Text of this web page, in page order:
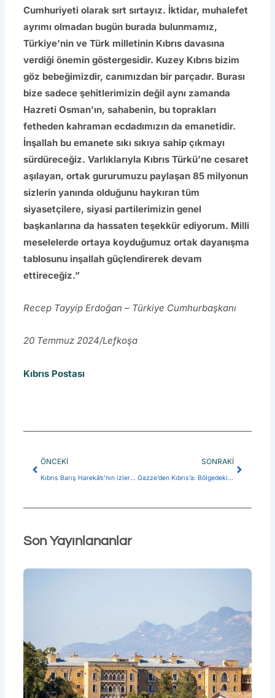
Cumhuriyeti olarak sırt sırtayız. İktidar, muhalefet
ayrımı olmadan bugün burada bulunmamız,
Türkiye’nin ve Türk milletinin Kıbrıs davasına
verdiği önemin göstergesidir. Kuzey Kıbrıs bizim
göz bebeğimizdir, canımızdan bir parçadır. Burası
bize sadece şehitlerimizin değil aynı zamanda
Hazreti Osman’ın, sahabenin, bu toprakları
fetheden kahraman ecdadımızın da emanetidir.
İnşallah bu emanete sıkı sıkıya sahip çıkmayı
sürdüreceğiz. Varlıklarıyla Kıbrıs Türkü’ne cesaret
aşılayan, ortak gururumuzu paylaşan 85 milyonun
sizlerin yanında olduğunu haykıran tüm
siyasetçilere, siyasi partilerimizin genel
başkanlarına da hassaten teşekkür ediyorum. Milli
meselelerde ortaya koyduğumuz ortak dayanışma
tablosunu inşallah güçlendirerek devam
ettireceğiz.”
Recep Tayyip Erdoğan – Türkiye Cumhurbaşkanı
20 Temmuz 2024/Lefkoşa
Kıbrıs Postası
ÖNCEKI
Kıbrıs Barış Harekâtı’nın izleri ve bugüne yansımaları
SONRAKI
Gazze’den Kıbrıs’a: Bölgedeki gerilim ve stratejik öncelikler
Son Yayınlananlar